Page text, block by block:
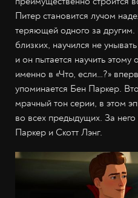
Питер становится лучом
теряющей одного за
близких, научился не
и он пытается научить этому
именно в «Что, если…?»
упоминается Бен Паркер.
мрачный тон серии, в этом
во всех предыдущих. За
Паркер и Скотт Лэнг.